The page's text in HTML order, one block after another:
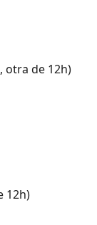
otra de 12h)
12h)